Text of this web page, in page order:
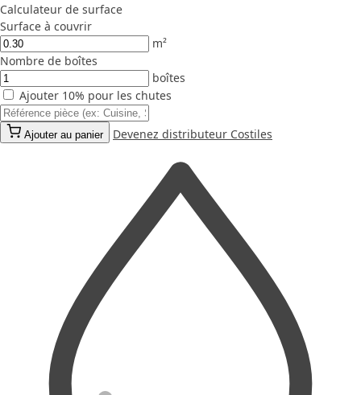
Calculateur de surface
Surface à couvrir
m²
Nombre de boîtes
boîtes
Ajouter 10% pour les chutes
Ajouter au panier Devenez distributeur Costiles